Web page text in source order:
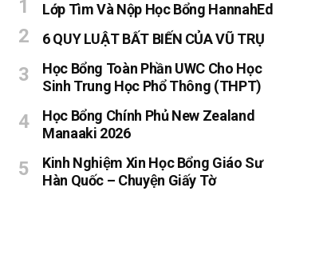
Lớp Tìm Và Nộp Học Bổng HannahEd
6 QUY LUẬT BẤT BIẾN CỦA VŨ TRỤ
Học Bổng Toàn Phần UWC Cho Học
Sinh Trung Học Phổ Thông (THPT)
Học Bổng Chính Phủ New Zealand
Manaaki 2026
Kinh Nghiệm Xin Học Bổng Giáo Sư
Hàn Quốc – Chuyện Giấy Tờ